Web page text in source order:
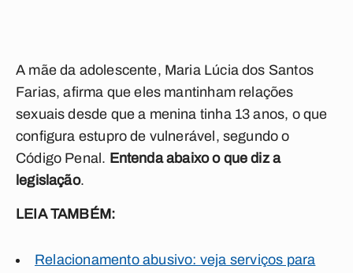
A mãe da adolescente, Maria Lúcia dos Santos
Farias, afirma que eles mantinham relações
sexuais desde que a menina tinha 13 anos, o que
configura estupro de vulnerável, segundo o
Código Penal. Entenda abaixo o que diz a
legislação.
LEIA TAMBÉM:
Relacionamento abusivo: veja serviços para